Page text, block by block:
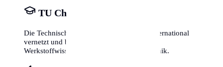
TU Chemnitz
Die Technische Universität Chemnitz ist international
vernetzt und besonders stark in
Werkstoffwissenschaften und Mikroelektronik.